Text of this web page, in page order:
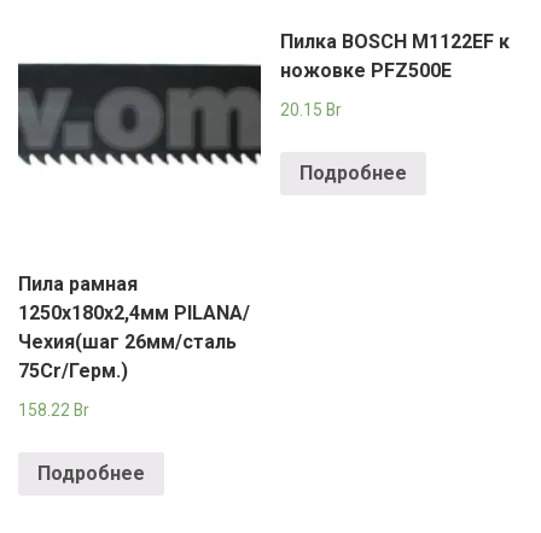
Пила рамная
1250х180х2,4мм PILANA/
Чехия(шаг 26мм/сталь
75Cr/Герм.)
158.22 Br
Подробнее
Пилка BOSCH M1122EF к
ножовке PFZ500E
20.15 Br
Подробнее